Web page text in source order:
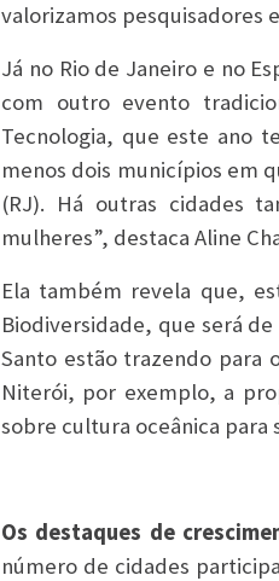
valorizamos pesquisadores
Já no Rio de Janeiro e no
com outro evento
Tecnologia, que este ano
menos dois municípios em
(RJ). Há outras cidades
mulheres”, destaca Aline
Ela também revela que,
Biodiversidade, que será
Santo estão trazendo para
Niterói, por exemplo, a
sobre cultura oceânica para
Os destaques de
número de cidades